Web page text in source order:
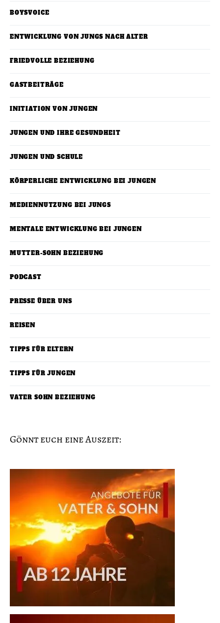
BOYSVOICE
ENTWICKLUNG VON JUNGS NACH ALTER
FRIEDVOLLE BEZIEHUNG
GASTBEITRÄGE
INITIATION VON JUNGEN
JUNGEN UND IHRE GESUNDHEIT
JUNGEN UND SCHULE
KÖRPERLICHE ENTWICKLUNG BEI JUNGEN
MEDIENNUTZUNG BEI JUNGS
MENTALE ENTWICKLUNG BEI JUNGEN
MUTTER-SOHN BEZIEHUNG
PODCAST
PRESSE ÜBER UNS
REISEN
TIPPS FÜR ELTERN
TIPPS FÜR JUNGEN
VATER SOHN BEZIEHUNG
Gönnt euch eine Auszeit: